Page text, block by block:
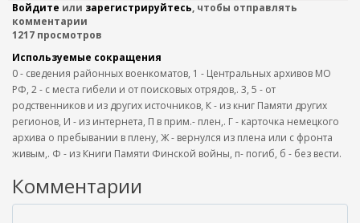
Войдите или зарегистрируйтесь, чтобы отправлять
комментарии
1217 просмотров
Используемые сокращения
0 - сведения районных военкоматов, 1 - Центральных архивов МО
РФ, 2 - с места гибели и от поисковых отрядов,. 3, 5 - от
родственников и из других источников, К - из книг Памяти других
регионов, И - из интернета, П в прим.- плен,. Г - карточка немецкого
архива о пребывании в плену, Ж - вернулся из плена или с фронта
живым,. Ф - из Книги Памяти Финской войны, п- погиб, б - без вести.
Комментарии